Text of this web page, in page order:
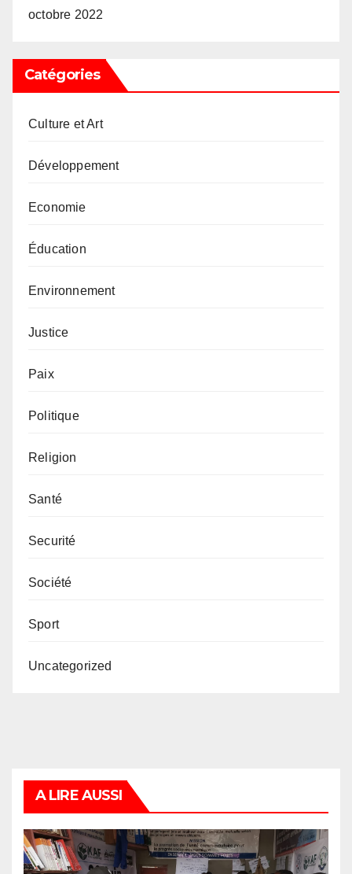
octobre 2022
Catégories
Culture et Art
Développement
Economie
Éducation
Environnement
Justice
Paix
Politique
Religion
Santé
Securité
Société
Sport
Uncategorized
A LIRE AUSSI